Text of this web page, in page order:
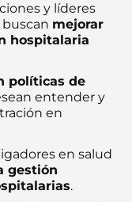
y líderes
mejorar
hospitalaria
políticas de
entender y
en
en salud
gestión
.